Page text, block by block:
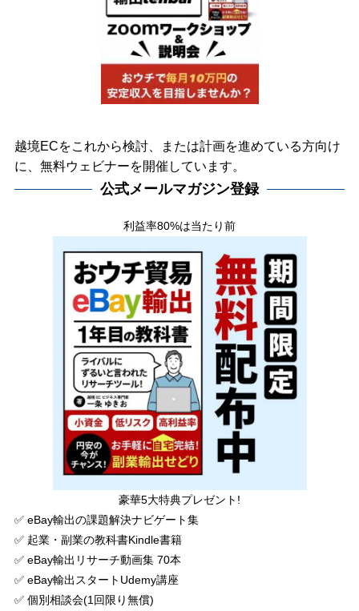
越境ECをこれから検討、または計画を進めている方向け
に、無料ウェビナーを開催しています。
公式メールマガジン登録
利益率80%は当たり前
豪華5大特典プレゼント!
✅ eBay輸出の課題解決ナビゲート集
✅ 起業・副業の教科書Kindle書籍
✅ eBay輸出リサーチ動画集 70本
✅ eBay輸出スタートUdemy講座
✅ 個別相談会(1回限り無償)